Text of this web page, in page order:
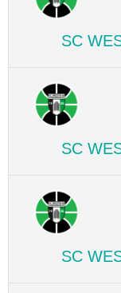
SC
SC
SC